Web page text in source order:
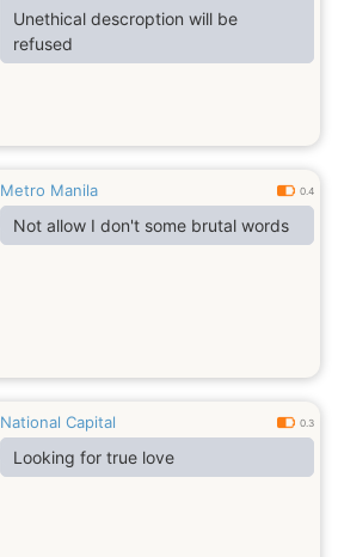
Unethical descroption will be
refused
Metro Manila 0.4
Not allow I don't some brutal words
National Capital 0.3
Looking for true love